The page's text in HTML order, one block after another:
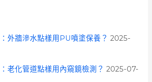
外牆滲水點樣用PU噴塗保養？ 2025-
老化管道點樣用內窺鏡檢測？ 2025-07-